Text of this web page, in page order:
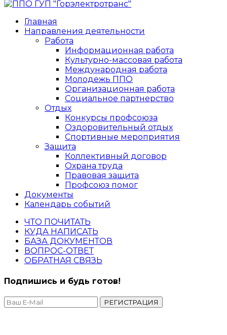
Главная
Направления деятельности
Работа
Информационная работа
Культурно-массовая работа
Международная работа
Молодежь ППО
Организационная работа
Социальное партнерство
Отдых
Конкурсы профсоюза
Оздоровительный отдых
Спортивные мероприятия
Защита
Коллективный договор
Охрана труда
Правовая защита
Профсоюз помог
Документы
Календарь событий
ЧТО ПОЧИТАТЬ
КУДА НАПИСАТЬ
БАЗА ДОКУМЕНТОВ
ВОПРОС-ОТВЕТ
ОБРАТНАЯ СВЯЗЬ
Подпишись и будь готов!
РЕГИСТРАЦИЯ